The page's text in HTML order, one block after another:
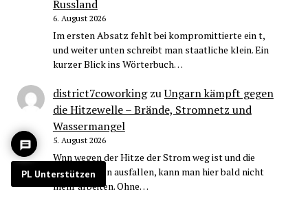
Russland
6. August 2026
Im ersten Absatz fehlt bei kompromittierte ein t,
und weiter unten schreibt man staatliche klein. Ein
kurzer Blick ins Wörterbuch…
district7coworkingzuUngarn kämpft gegen
die Hitzewelle – Brände, Stromnetz und
Wassermangel
5. August 2026
Wnn wegen der Hitze der Strom weg ist und die
Klimaanlagen ausfallen, kann man hier bald nicht
mehr arbeiten. Ohne…
PL Unterstützen